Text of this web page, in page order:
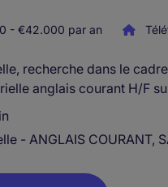
- €42.000 par an
recherche dans le
anglais courant H/F
- ANGLAIS COURANT,